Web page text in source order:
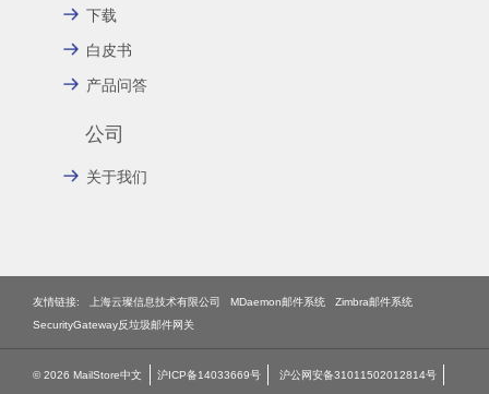
下载
白皮书
产品问答
公司
关于我们
友情链接: 上海云璨信息技术有限公司 MDaemon邮件系统
Zimbra邮件系统
SecurityGateway反垃圾邮件网关
© 2026 MailStore中文 沪ICP备14033669号 沪公网安备31011502012814号